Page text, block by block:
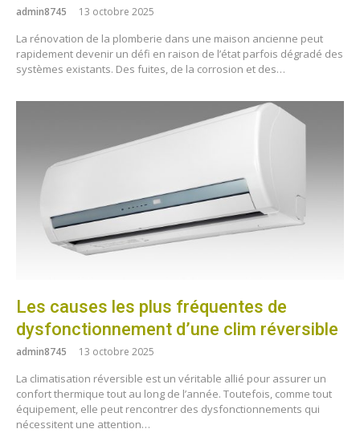
admin8745 13 octobre 2025
La rénovation de la plomberie dans une maison ancienne peut
rapidement devenir un défi en raison de l’état parfois dégradé des
systèmes existants. Des fuites, de la corrosion et des…
Les causes les plus fréquentes de
dysfonctionnement d’une clim réversible
admin8745 13 octobre 2025
La climatisation réversible est un véritable allié pour assurer un
confort thermique tout au long de l’année. Toutefois, comme tout
équipement, elle peut rencontrer des dysfonctionnements qui
nécessitent une attention…